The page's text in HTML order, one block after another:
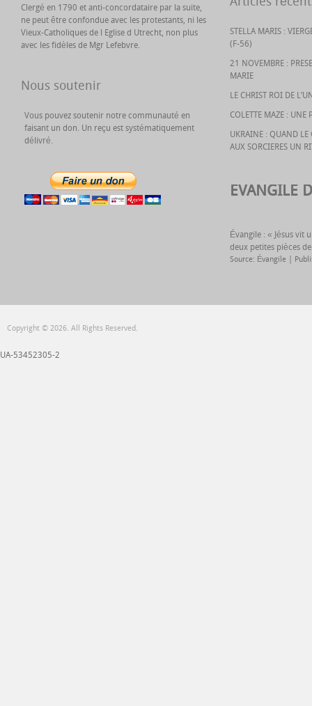
Clergé en 1790 et anti-concordataire par la suite,
ne peut être confondue avec les protestants, ni les
Vieux-Catholiques de l Eglise d Utrecht, non plus
avec les fidèles de Mgr Lefebvre.
Nous soutenir
Vous pouvez soutenir notre communauté en
faisant un don. Un reçu est systématiquement
délivré.
STELLA MARIS :
(F-56)
21 NOVEMBRE :
MARIE
LE CHRIST ROI DE
COLETTE MAZE :
UKRAINE : QUAND LE
AUX SORCIERES UN
EVANGILE
Évangile : « Jésus vit
deux petites pièces
Source: Évangile
Copyright © 2026. All Rights Reserved.
UA-53452305-2